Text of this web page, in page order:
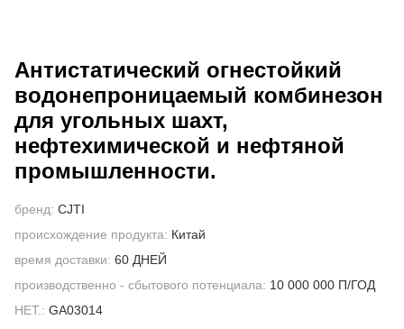
Антистатический огнестойкий
водонепроницаемый комбинезон
для угольных шахт,
нефтехимической и нефтяной
промышленности.
бренд: CJTI
происхождение продукта: Китай
время доставки: 60 ДНЕЙ
производственно - сбытового потенциала: 10 000 000 П/ГОД
НЕТ.: GA03014